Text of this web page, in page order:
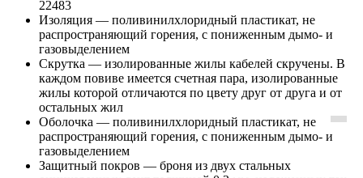
22483
Изоляция — поливинилхлоридный пластикат, не
распространяющий горения, с пониженным дымо- и
газовыделением
Скрутка — изолированные жилы кабелей скручены. В
каждом повиве имеется счетная пара, изолированные
жилы которой отличаются по цвету друг от друга и от
остальных жил
Оболочка — поливинилхлоридный пластикат, не
распространяющий горения, с пониженным дымо- и
газовыделением
Защитный покров — броня из двух стальных